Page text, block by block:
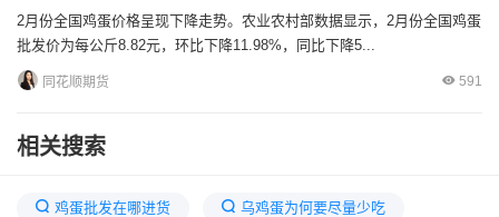
2月份全国鸡蛋价格呈现下降走势。农业农村部数据显示，2月份全国鸡蛋
批发价为每公斤8.82元，环比下降11.98%，同比下降5...
同花顺期货 591
相关搜索
鸡蛋批发在哪进货 乌鸡蛋为何要尽量少吃